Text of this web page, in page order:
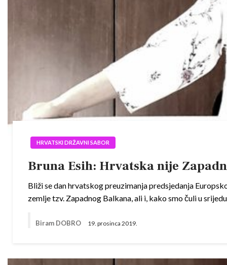
HRVATSKI DRŽAVNI SABOR
Bruna Esih: Hrvatska nije
Bliži se dan hrvatskog preuzimanja predsjedanja
zemlje tzv. Zapadnog Balkana, ali i, kako smo čuli u
Biram DOBRO 19. prosinca 2019.